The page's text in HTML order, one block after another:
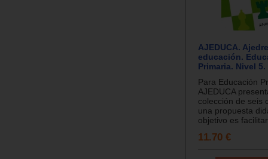
AJEDUCA.
educación.
Primaria. Nivel 5.
Para Educación
AJEDUCA
colección de seis
una propuesta
objetivo es
11.70 €